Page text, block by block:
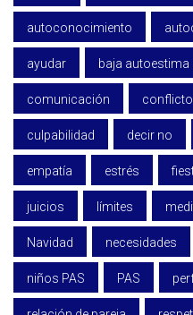
autoconocimiento
ayudar baja autoestima
comunicación
culpabilidad decir no
empatía estrés
juicios límites
Navidad necesidades
niños PAS PAS